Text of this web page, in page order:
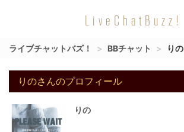
LiveChatBuzz!
ライブチャットバズ！ BBチャット りの
りのさんのプロフィール
りの